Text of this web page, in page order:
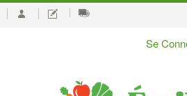
Se